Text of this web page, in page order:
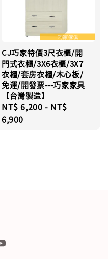
CJ巧家特價3尺衣櫃/開
門式衣櫃/3X6衣櫃/3X7
衣櫃/套房衣櫃/木心板/
免運/開發票---巧家家具
【台灣製造】
Regular
price
NT$ 6,200 - NT$
6,900